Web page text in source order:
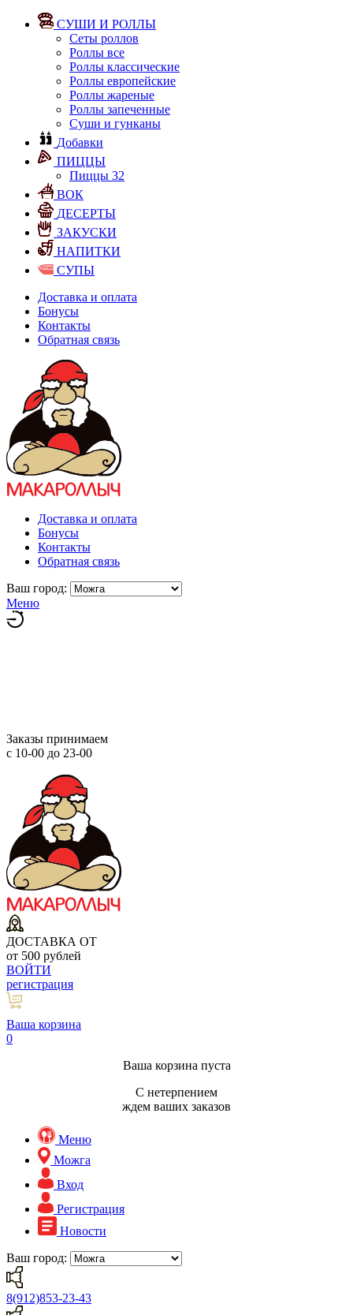
СУШИ И РОЛЛЫ
Сеты роллов
Роллы все
Роллы классические
Роллы европейские
Роллы жареные
Роллы запеченные
Суши и гунканы
Добавки
ПИЦЦЫ
Пиццы 32
ВОК
ДЕСЕРТЫ
ЗАКУСКИ
НАПИТКИ
СУПЫ
Доставка и оплата
Бонусы
Контакты
Обратная связь
Доставка и оплата
Бонусы
Контакты
Обратная связь
Ваш город:
Меню
Заказы принимаем
с 10-00 до 23-00
ДОСТАВКА ОТ
от 500 рублей
ВОЙТИ
регистрация
Ваша корзина
0
Ваша корзина пуста
С нетерпением
ждем ваших заказов
Меню
Можга
Вход
Регистрация
Новости
Ваш город:
8(912)853-23-43